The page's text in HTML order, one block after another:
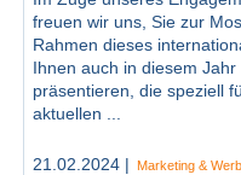
freuen wir uns, Sie zur
Rahmen dieses
Ihnen auch in diesem
präsentieren, die speziell
aktuellen ...
21.02.2024 | Marketing &